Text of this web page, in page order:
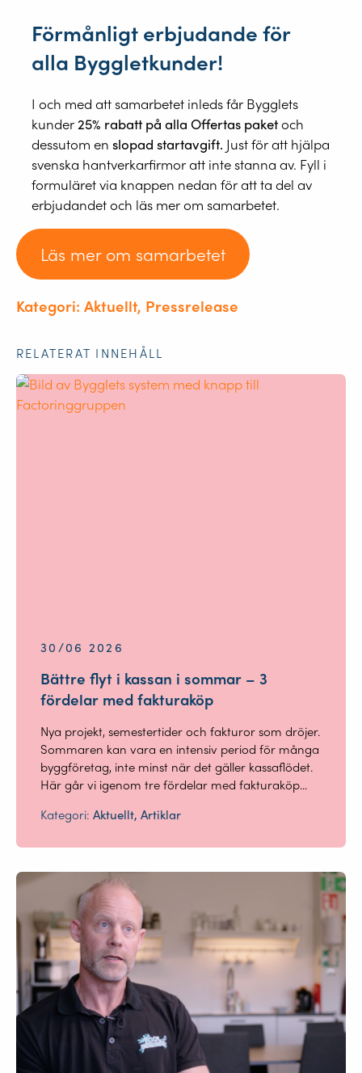
Förmånligt erbjudande för
alla Byggletkunder!
I och med att samarbetet inleds får Bygglets
kunder25% rabatt på alla Offertas paketoch
dessutom en slopad startavgift. Just för att hjälpa
svenska hantverkarfirmor att inte stanna av. Fyll i
formuläret via knappen nedan för att ta del av
erbjudandet och läs mer om samarbetet.
Läs mer om samarbetet
Kategori: Aktuellt, Pressrelease
RELATERAT INNEHÅLL
30/06 2026
Bättre flyt i kassan i sommar – 3
fördelar med fakturaköp
Nya projekt, semestertider och fakturor som dröjer.
Sommaren kan vara en intensiv period för många
byggföretag, inte minst när det gäller kassaflödet.
Här går vi igenom tre fördelar med fakturaköp...
Kategori:Aktuellt, Artiklar